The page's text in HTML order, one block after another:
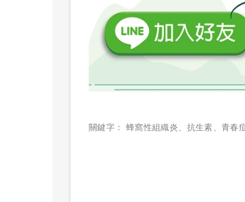
關鍵字： 蜂窩性組織炎、 抗生素、 青春